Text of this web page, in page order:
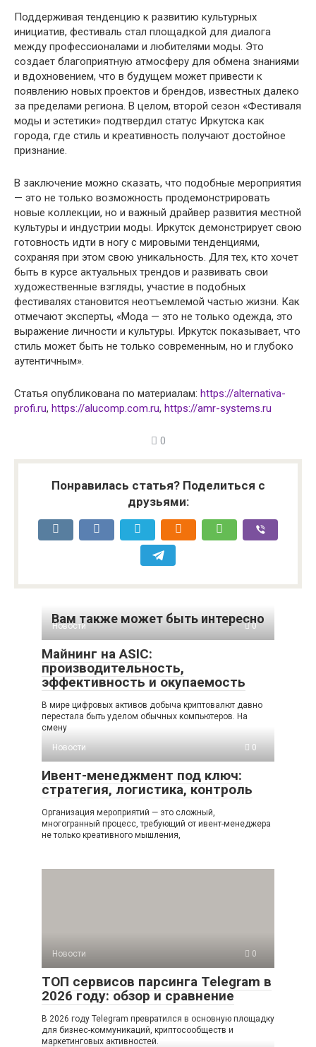
Поддерживая тенденцию к развитию культурных
инициатив, фестиваль стал площадкой для диалога
между профессионалами и любителями моды. Это
создает благоприятную атмосферу для обмена знаниями
и вдохновением, что в будущем может привести к
появлению новых проектов и брендов, известных далеко
за пределами региона. В целом, второй сезон «Фестиваля
моды и эстетики» подтвердил статус Иркутска как
города, где стиль и креативность получают достойное
признание.
В заключение можно сказать, что подобные мероприятия
— это не только возможность продемонстрировать
новые коллекции, но и важный драйвер развития местной
культуры и индустрии моды. Иркутск демонстрирует свою
готовность идти в ногу с мировыми тенденциями,
сохраняя при этом свою уникальность. Для тех, кто хочет
быть в курсе актуальных трендов и развивать свои
художественные взгляды, участие в подобных
фестивалях становится неотъемлемой частью жизни. Как
отмечают эксперты, «Мода — это не только одежда, это
выражение личности и культуры. Иркутск показывает, что
стиль может быть не только современным, но и глубоко
аутентичным».
Статья опубликована по материалам: https://alternativa-
profi.ru, https://alucomp.com.ru, https://amr-systems.ru
0
Понравилась статья? Поделиться с
друзьями:
Вам также может быть интересно
Новости 0
Майнинг на ASIC:
производительность,
эффективность и окупаемость
В мире цифровых активов добыча криптовалют давно
перестала быть уделом обычных компьютеров. На
смену
Новости
0
Ивент-менеджмент под ключ:
стратегия, логистика, контроль
Организация мероприятий — это сложный,
многогранный процесс, требующий от ивент-менеджера
не только креативного мышления,
Новости 0
ТОП сервисов парсинга Telegram в
2026 году: обзор и сравнение
В 2026 году Telegram превратился в основную площадку
для бизнес-коммуникаций, криптосообществ и
маркетинговых активностей.